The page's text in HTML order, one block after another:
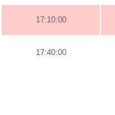
17:10:00
17:40:00